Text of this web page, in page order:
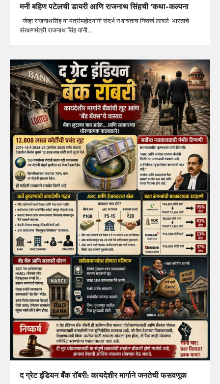
मनी बहिण पटेलची डायरी आणि राजनाथ सिंहची ‘कथा-कल्पना
जेव्हा राजनाथसिंह या मंत्रीमहोदयांनी संदर्भ न वाचताच निष्कर्ष लावले भारताचे
संरक्षणमंत्री राजनाथ सिंह यांनी…
द ग्रेट इंडियन बँक रॉबरी: कायदेशीर मार्गाने जनतेची फसवणूक